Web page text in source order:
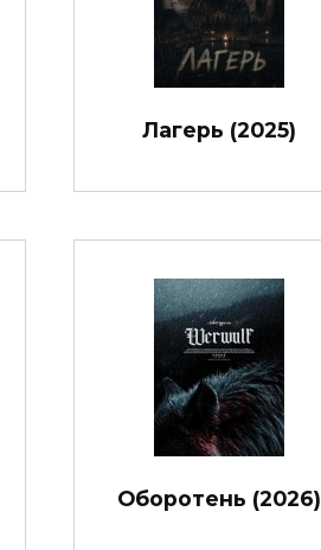
Лагерь (2025)
Оборотень (2026)